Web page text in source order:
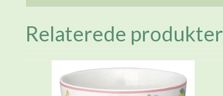
Relaterede produkter